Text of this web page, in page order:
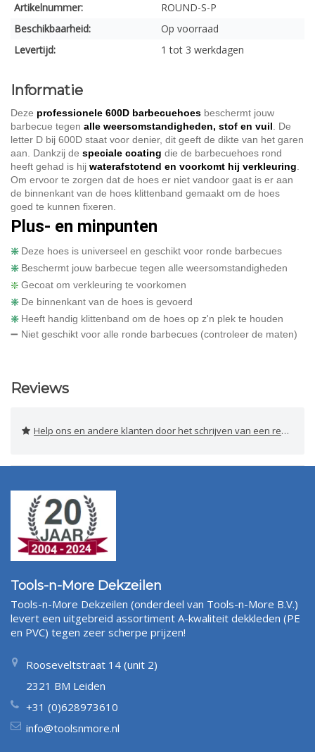
Artikelnummer:
ROUND-S-P
Beschikbaarheid:
Op voorraad
Levertijd:
1 tot 3 werkdagen
Informatie
Deze professionele 600D barbecuehoes beschermt jouw
barbecue tegen alle weersomstandigheden, stof en vuil . De
letter D bij 600D staat voor denier, dit geeft de dikte van het garen
aan. Dankzij de speciale coating die de barbecuehoes rond
heeft gehad is hij waterafstotend en voorkomt hij verkleuring
Om ervoor te zorgen dat de hoes er niet vandoor gaat is er aan
de binnenkant van de hoes klittenband gemaakt om de hoes
goed te kunnen fixeren.
Plus- en minpunten
❇️Deze hoes is universeel en geschikt voor ronde barbecues
❇️Beschermt jouw barbecue tegen alle weersomstandigheden
❇️ Gecoat om verkleuring te voorkomen
❇️De binnenkant van de hoes is gevoerd
❇️Heeft handig klittenband om de hoes op z'n plek te houden
➖ Niet geschikt voor alle ronde barbecues (controleer de maten)
Reviews
Help ons en andere klanten door het schrijven van een review
Tools-n-More Dekzeilen
Tools-n-More Dekzeilen (onderdeel van Tools-n-More B.V.)
levert een uitgebreid assortiment A-kwaliteit dekkleden (PE
en PVC) tegen zeer scherpe prijzen!
Rooseveltstraat 14 (unit 2)
2321 BM Leiden
+31 (0)628973610
info@toolsnmore.nl